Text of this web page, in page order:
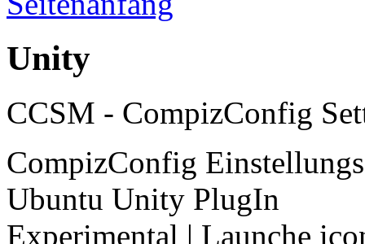
Unity
CCSM - CompizConfig
CompizConfig
Ubuntu Unity PlugIn
Experimental | Launche